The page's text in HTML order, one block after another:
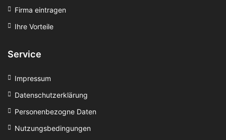
Firma eintragen
Ihre Vorteile
Service
Impressum
Datenschutzerklärung
Personenbezogne Daten
Nutzungsbedingungen